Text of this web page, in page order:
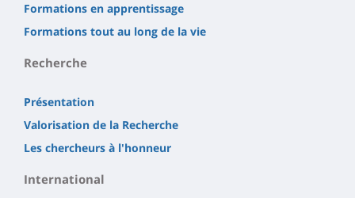
Formations en apprentissage
Formations tout au long de la vie
Recherche
Présentation
Valorisation de la Recherche
Les chercheurs à l'honneur
International